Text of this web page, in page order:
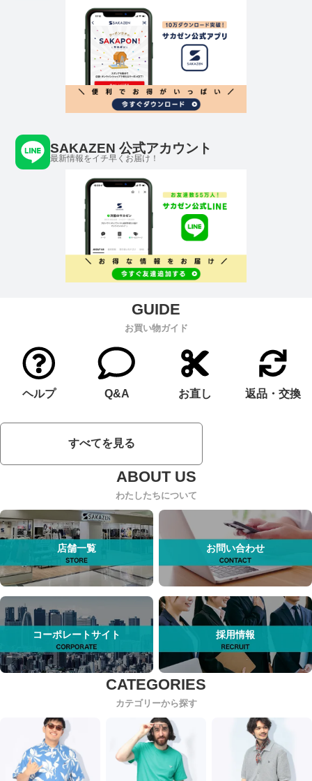
SAKAZEN 公式アカウント
最新情報をイチ早くお届け！
お買い物ガイド
ヘルプ Q&A お直し 返品・交換
すべてを見る
わたしたちについて
店舗一覧 お問い合わせ
コーポレートサイト 採用情報
カテゴリーから探す